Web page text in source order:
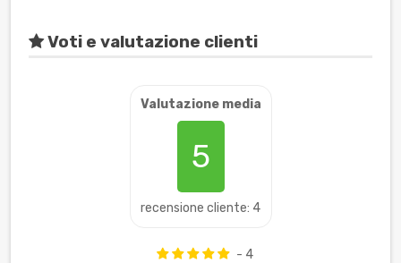
Voti e valutazione clienti
Valutazione media
5
recensione cliente: 4
- 4